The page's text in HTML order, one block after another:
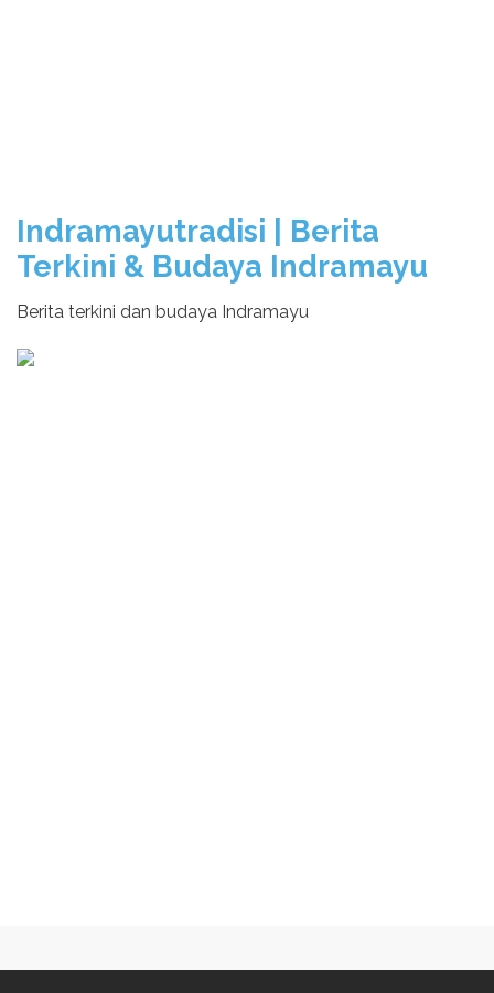
Indramayutradisi | Berita
Terkini & Budaya Indramayu
Berita terkini dan budaya Indramayu